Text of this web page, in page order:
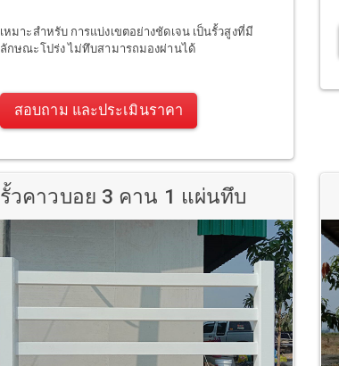
เหมาะสำหรับ การแบ่งเขตอย่างชัดเจน เป็นรั้วสูงที่มี
ลักษณะโปร่ง ไม่ทึบสามารถมองผ่านได้
สอบถาม และประเมินราคา
รั้วคาวบอย 3 คาน 1 แผ่นทึบ